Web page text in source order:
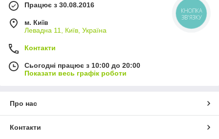
Працює з 30.08.2016
м. Київ
Левадна 11, Київ, Україна
Контакти
Сьогодні працює з 10:00 до 20:00
Показати весь графік роботи
Про нас
Контакти
КНОПКА
ЗВ'ЯЗКУ